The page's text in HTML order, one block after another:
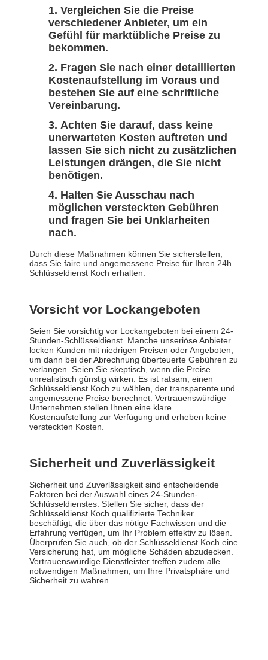
Vergleichen Sie die Preise
verschiedener Anbieter, um ein
Gefühl für marktübliche Preise zu
bekommen.
Fragen Sie nach einer detaillierten
Kostenaufstellung im Voraus und
bestehen Sie auf eine schriftliche
Vereinbarung.
Achten Sie darauf, dass keine
unerwarteten Kosten auftreten und
lassen Sie sich nicht zu zusätzlichen
Leistungen drängen, die Sie nicht
benötigen.
Halten Sie Ausschau nach
möglichen versteckten Gebühren
und fragen Sie bei Unklarheiten
nach.
Durch diese Maßnahmen können Sie sicherstellen,
dass Sie faire und angemessene Preise für Ihren 24h
Schlüsseldienst Koch erhalten.
Vorsicht vor Lockangeboten
Seien Sie vorsichtig vor Lockangeboten bei einem 24-
Stunden-Schlüsseldienst. Manche unseriöse Anbieter
locken Kunden mit niedrigen Preisen oder Angeboten,
um dann bei der Abrechnung überteuerte Gebühren zu
verlangen. Seien Sie skeptisch, wenn die Preise
unrealistisch günstig wirken. Es ist ratsam, einen
Schlüsseldienst Koch zu wählen, der transparente und
angemessene Preise berechnet. Vertrauenswürdige
Unternehmen stellen Ihnen eine klare
Kostenaufstellung zur Verfügung und erheben keine
versteckten Kosten.
Sicherheit und Zuverlässigkeit
Sicherheit und Zuverlässigkeit sind entscheidende
Faktoren bei der Auswahl eines 24-Stunden-
Schlüsseldienstes. Stellen Sie sicher, dass der
Schlüsseldienst Koch qualifizierte Techniker
beschäftigt, die über das nötige Fachwissen und die
Erfahrung verfügen, um Ihr Problem effektiv zu lösen.
Überprüfen Sie auch, ob der Schlüsseldienst Koch eine
Versicherung hat, um mögliche Schäden abzudecken.
Vertrauenswürdige Dienstleister treffen zudem alle
notwendigen Maßnahmen, um Ihre Privatsphäre und
Sicherheit zu wahren.